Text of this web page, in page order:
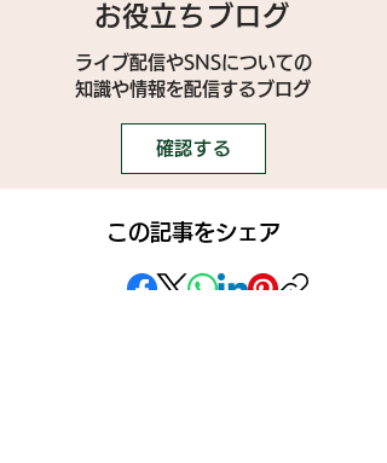
お役立ちブログ
ライブ配信やSNSについての
​知識や情報を配信するブログ
確認する
この記事をシェア